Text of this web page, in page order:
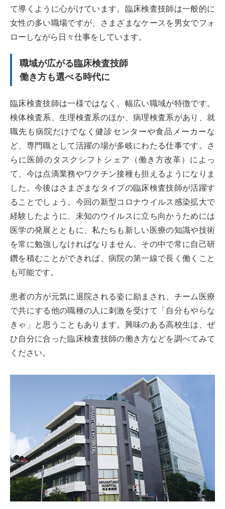
て導くように心がけています。臨床検査技師は一般的に
女性の多い職場ですが、さまざまなケースを男女でフォ
ローしながら日々仕事をしています。
職域が広がる臨床検査技師
働き方も選べる時代に
臨床検査技師は一様ではなく、幅広い職域が特徴です。
検体検査系、生理検査系のほか、病理検査系があり、就
職先も病院だけでなく健診センターや食品メーカーな
ど、専門職として活躍の場が多岐にわたる仕事です。さ
らに医師のタスクシフトシェア（働き方改革）によっ
て、今は点滴業務やワクチン接種も担えるようになりま
した。今後はさまざまなタイプの臨床検査技師が活躍す
ることでしょう。今回の新型コロナウイルス感染拡大で
経験したように、未知のウイルスに立ち向かうためには
医学の発展とともに、私たちも新しい医療の知識や技術
を常に勉強しなければなりません。その中で常に自己研
鑽を積むことができれば、病院の第一線で長く働くこと
も可能です。
患者の方が元気に退院される姿に励まされ、チーム医療
で共にする他の職種の人に刺激を受けて「自分もやらな
きゃ」と思うこともあります。興味のある高校生は、ぜ
ひ自分に合った臨床検査技師の働き方などを調べてみて
ください。